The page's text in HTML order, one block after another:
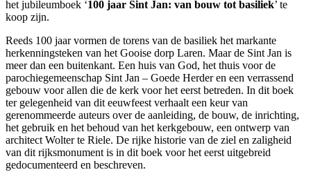
het jubileumboek ‘100 jaar Sint Jan: van bouw tot basiliek’ te
koop zijn.
Reeds 100 jaar vormen de torens van de basiliek het markante
herkenningsteken van het Gooise dorp Laren. Maar de Sint Jan is
meer dan een buitenkant. Een huis van God, het thuis voor de
parochiegemeenschap Sint Jan – Goede Herder en een verrassend
gebouw voor allen die de kerk voor het eerst betreden. In dit boek
ter gelegenheid van dit eeuwfeest verhaalt een keur van
gerenommeerde auteurs over de aanleiding, de bouw, de inrichting,
het gebruik en het behoud van het kerkgebouw, een ontwerp van
architect Wolter te Riele. De rijke historie van de ziel en zaligheid
van dit rijksmonument is in dit boek voor het eerst uitgebreid
gedocumenteerd en beschreven.